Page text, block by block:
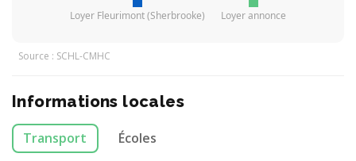
Loyer Fleurimont (Sherbrooke) Loyer annonce
Source : SCHL-CMHC
Informations locales
Transport Écoles